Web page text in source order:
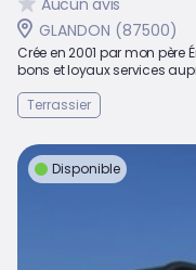
Aucun avis
GLANDON (87500)
Crée en 2001 par mon père
bons et loyaux services
Terrassier
Disponible